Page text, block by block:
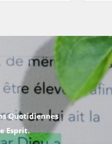
Quotidiennes
Esprit.